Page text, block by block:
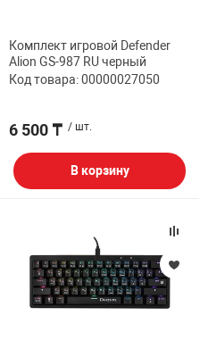
Комплект игровой Defender
Alion GS-987 RU черный
Код товара: 00000027050
6 500 ₸ / шт.
В корзину